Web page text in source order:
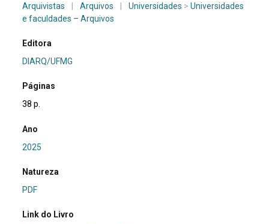
Arquivistas
| Arquivos | Universidades >Universidades
e faculdades – Arquivos
Editora
DIARQ/UFMG
Páginas
38 p.
Ano
2025
Natureza
PDF
Link do Livro